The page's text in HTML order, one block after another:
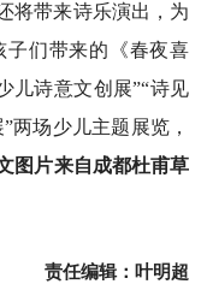
将带来诗乐演出，为
子们带来的《春夜喜
诗意文创展”“诗见
两场少儿主题展览，
文图片来自成都杜甫草
责任编辑：叶明超